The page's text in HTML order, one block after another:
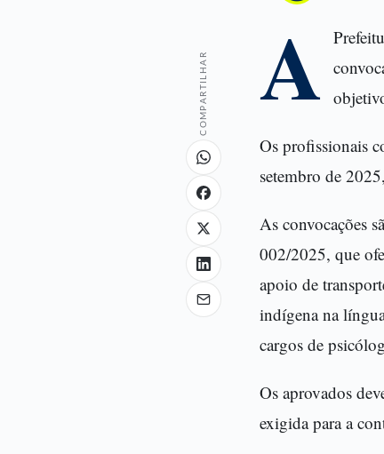
COMPARTILHAR A
Os profissionais
setembro de
As convocações
002/2025, que
apoio de
indígena na
cargos de
Os aprovados
exigida para a